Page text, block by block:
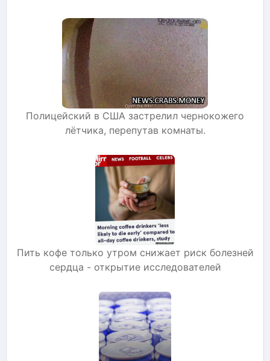
Полицейский в США застрелил чернокожего
лётчика, перепутав комнаты.
Пить кофе только утром снижает риск болезней
сердца - открытие исследователей